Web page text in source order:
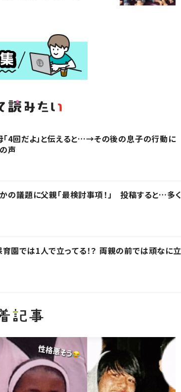
「4回だよ」と伝えると…→その後の息子の行動に
声
の議題に父親「最検討事項！」 投稿すると…多く
園では1人で立ってる！？ 両親の前では頑なに立